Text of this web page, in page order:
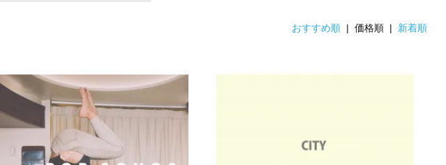
おすすめ順 | 価格順 | 新着順